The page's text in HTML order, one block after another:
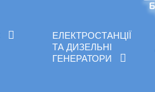
ЕЛЕКТРОСТАНЦІЇ
ТА ДИЗЕЛЬНІ
ГЕНЕРАТОРИ